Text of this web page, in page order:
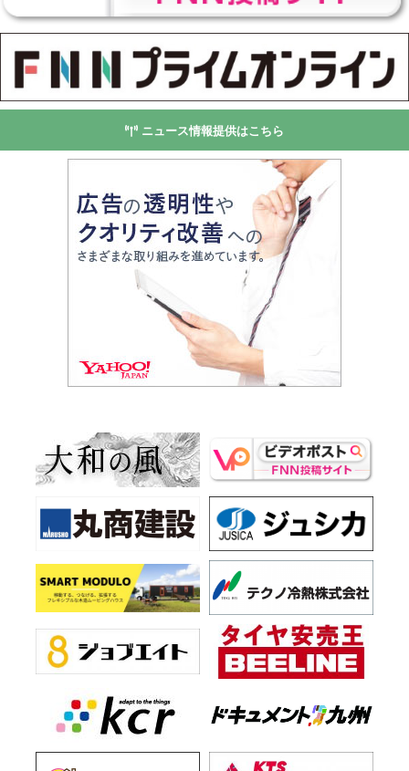
ニュース情報提供はこちら